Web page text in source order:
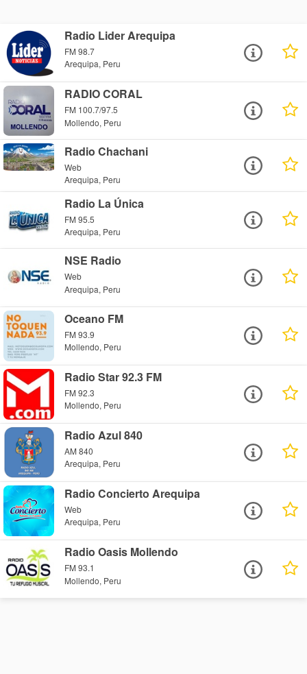
Radio Lider Arequipa
FM 98.7
Arequipa, Peru
RADIO CORAL
FM 100.7/97.5
Mollendo, Peru
Radio Chachani
Web
Arequipa, Peru
Radio La Única
FM 95.5
Arequipa, Peru
NSE Radio
Web
Arequipa, Peru
Oceano FM
FM 93.9
Mollendo, Peru
Radio Star 92.3 FM
FM 92.3
Mollendo, Peru
Radio Azul 840
AM 840
Arequipa, Peru
Radio Concierto Arequipa
Web
Arequipa, Peru
Radio Oasis Mollendo
FM 93.1
Mollendo, Peru